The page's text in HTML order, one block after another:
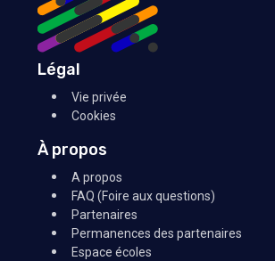
Légal
Vie privée
Cookies
À propos
A propos
FAQ (Foire aux questions)
Partenaires
Permanences des partenaires
Espace écoles